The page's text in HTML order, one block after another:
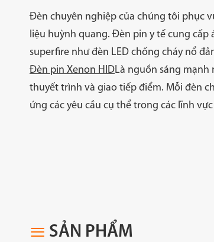
Đèn Cắm Trại
Đèn chuyên nghiệp của chúng tôi phục
liệu huỳnh quang. Đèn pin y tế cung
superfire như đèn LED chống cháy nổ
Đèn pin Xenon HIDLà nguồn sáng
thuyết trình và giao tiếp điểm. Mỗi đèn
ứng các yêu cầu cụ thể trong các lĩnh
 SẢN PHẨM